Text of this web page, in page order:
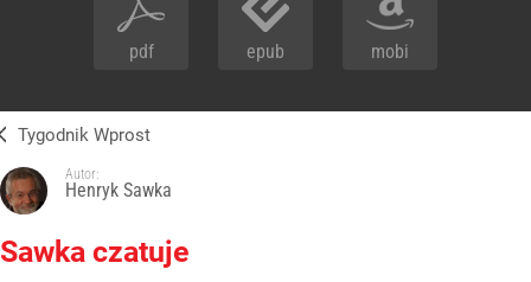
pdf epub mobi
Tygodnik Wprost
Autor:
Henryk Sawka
Sawka czatuje